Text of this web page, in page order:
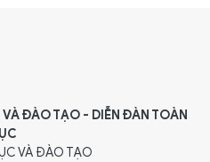
ĐÀO TẠO - DIỄN ĐÀN TOÀN
VÀ ĐÀO TẠO